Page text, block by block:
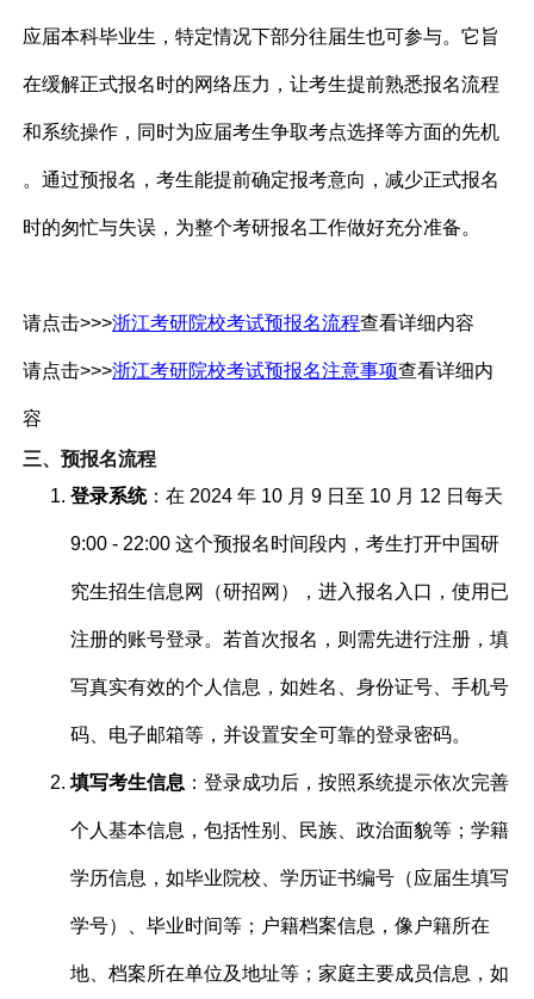
应届本科毕业生，特定情况下部分往届生也可参与。它旨
在缓解正式报名时的网络压力，让考生提前熟悉报名流程
和系统操作，同时为应届考生争取考点选择等方面的先机
。通过预报名，考生能提前确定报考意向，减少正式报名
时的匆忙与失误，为整个考研报名工作做好充分准备。
请点击>>>浙江考研院校考试预报名流程查看详细内容
请点击>>>浙江考研院校考试预报名注意事项查看详细内
容
三、预报名流程
登录系统：在 2024 年 10 月 9 日至 10 月 12 日每天
9:00 - 22:00 这个预报名时间段内，考生打开中国研
究生招生信息网（研招网），进入报名入口，使用已
注册的账号登录。若首次报名，则需先进行注册，填
写真实有效的个人信息，如姓名、身份证号、手机号
码、电子邮箱等，并设置安全可靠的登录密码。
填写考生信息 ：登录成功后，按照系统提示依次完善
个人基本信息，包括性别、民族、政治面貌等；学籍
学历信息，如毕业院校、学历证书编号（应届生填写
学号）、毕业时间等；户籍档案信息，像户籍所在
地、档案所在单位及地址等；家庭主要成员信息，如